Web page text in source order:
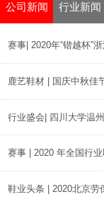
公司新闻 行业新闻
赛事| 2020年“锴越杯”
鹿艺鞋材 | 国庆中秋佳
行业盛会| 四川大学温
赛事 | 2020 年全国行
鞋业头条 | 2020北京劳